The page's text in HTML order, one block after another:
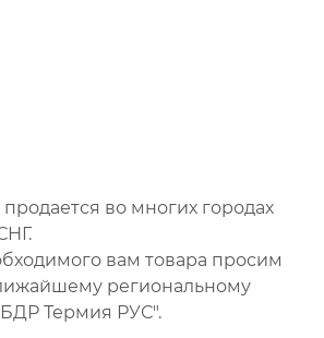
во многих городах
вам товара просим
региональному
Термия РУС".